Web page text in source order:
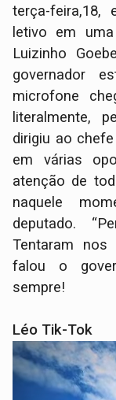
terça-feira,18,
letivo em
Luizinho
governador
microfone
literalmente,
dirigiu ao
em várias
atenção de
naquele
deputado.
Tentaram nos
falou o
sempre!
Léo Tik-Tok